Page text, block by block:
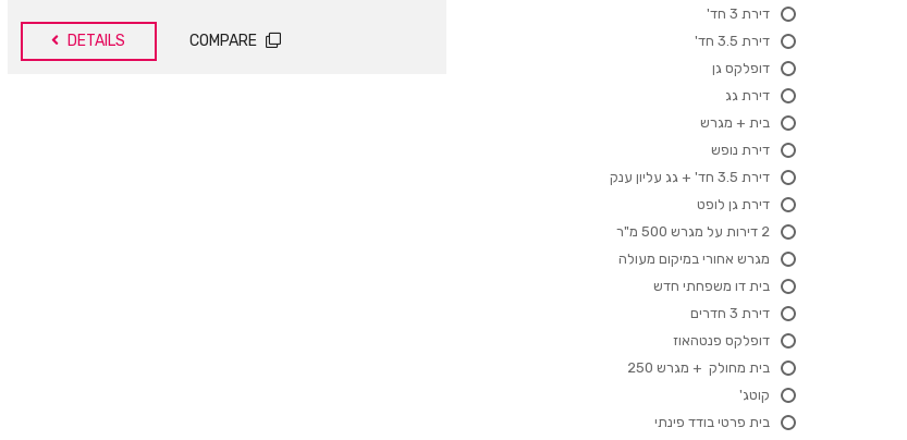
דירת 3 חד'
דירת 3.5 חד'
דופלקס גן
דירת גג
בית + מגרש
דירת נופש
דירת 3.5 חד' + גג עליון ענק
דירת גן לופט
2 דירות על מגרש 500 מ"ר
מגרש אחורי במיקום מעולה
בית דו משפחתי חדש
דירת 3 חדרים
דופלקס פנטהאוז
בית מחולק + מגרש 250
קוטג'
בית פרטי בודד פינתי
DETAILS